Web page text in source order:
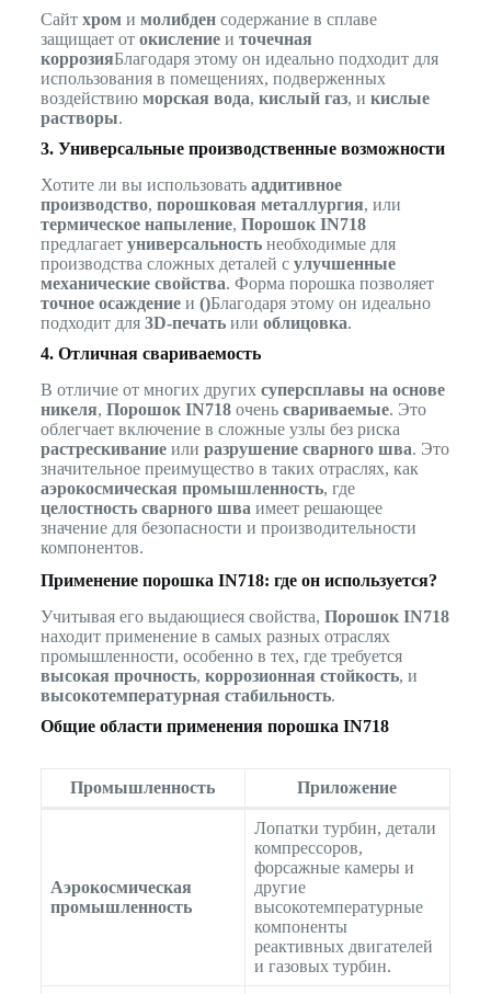
Сайт хроми молибденсодержание в сплаве
защищает от окислениеи точечная
коррозияБлагодаря этому он идеально подходит для
использования в помещениях, подверженных
воздействию морская вода, кислый газ, и кислые
растворы.
3. Универсальные производственные возможности
Хотите ли вы использовать аддитивное
производство, порошковая металлургия, или
термическое напыление, Порошок IN718
предлагает универсальностьнеобходимые для
производства сложных деталей с улучшенные
механические свойства. Форма порошка позволяет
точное осаждениеи ()Благодаря этому он идеально
подходит для 3D-печатьили облицовка.
4. Отличная свариваемость
В отличие от многих других суперсплавы на основе
никеля, Порошок IN718очень свариваемые. Это
облегчает включение в сложные узлы без риска
растрескиваниеили разрушение сварного шва. Это
значительное преимущество в таких отраслях, как
аэрокосмическая промышленность, где
целостность сварного шва имеет решающее
значение для безопасности и производительности
компонентов.
Применение порошка IN718: где он используется?
Учитывая его выдающиеся свойства, Порошок IN718
находит применение в самых разных отраслях
промышленности, особенно в тех, где требуется
высокая прочность, коррозионная стойкость, и
высокотемпературная стабильность.
Общие области применения порошка IN718
Промышленность Приложение
Аэрокосмическая
промышленность
Лопатки турбин, детали
компрессоров,
форсажные камеры и
другие
высокотемпературные
компоненты
реактивных двигателей
и газовых турбин.